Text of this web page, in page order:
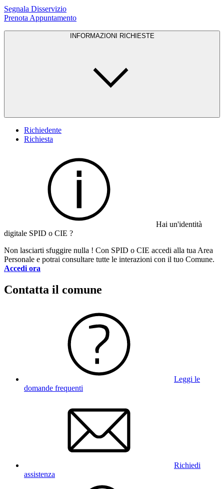
Segnala Disservizio
Prenota Appuntamento
INFORMAZIONI RICHIESTE
Richiedente
Richiesta
Hai un'identità
digitale SPID o CIE ?
Non lasciarti sfuggire nulla ! Con SPID o CIE accedi alla tua Area
Personale e potrai consultare tutte le interazioni con il tuo Comune.
Accedi ora
Contatta il comune
Leggi le
domande frequenti
Richiedi
assistenza